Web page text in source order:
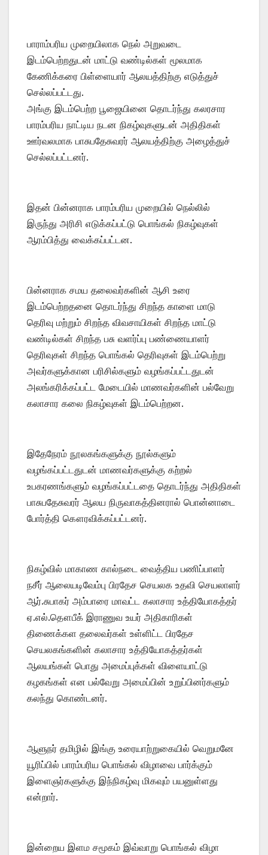
பாராம்பரிய முறையிலாக நெல் அறுவடை
இடம்பெற்றதுடன் மாட்டு வண்டில்கள் மூலமாக
கேணிக்கரை பிள்ளையார் ஆலயத்திற்கு எடுத்துச்
செல்லப்பட்டது.
அங்கு இடம்பெற்ற பூஜையினை தொடர்ந்து கலரசார
பாரம்பரிய நாட்டிய நடன நிகழ்வுகளுடன் அதிதிகள்
ஊர்வலமாக பாசுபதேசுவரர் ஆலயத்திற்கு அழைத்துச்
செல்லப்பட்டனர்.
இதன் பின்னராக பாரம்பரிய முறையில் நெல்லில்
இருந்து அரிசி எடுக்கப்பட்டு பொங்கல் நிகழ்வுகள்
ஆரம்பித்து வைக்கப்பட்டன.
பின்னராக சமய தலைவர்களின் ஆசி உரை
இடம்பெற்றதனை தொடர்ந்து சிறந்த காளை மாடு
தெரிவு மற்றும் சிறந்த விவசாயிகள் சிறந்த மாட்டு
வண்டில்கள் சிறந்த பசு வளர்ப்பு பண்ணையாளர்
தெரிவுகள் சிறந்த பொங்கல் தெரிவுகள் இடம்பெற்று
அவர்களுக்கான பரிசில்களும் வழங்கப்பட்டதுடன்
அலங்கரிக்கப்பட்ட மேடையில் மாணவர்களின் பல்வேறு
கலாசார கலை நிகழ்வுகள் இடம்பெற்றன.
இதேநேரம் நூலகங்களுக்கு நூல்களும்
வழங்கப்பட்டதுடன் மாணவர்களுக்கு கற்றல்
உபகரணங்களும் வழங்கப்பட்டதை தொடர்ந்து அதிதிகள்
பாசுபதேசுவரர் ஆலய நிருவாகத்தினரால் பொன்னாடை
போர்த்தி கௌரவிக்கப்பட்டனர்.
நிகழ்வில் மாகாண கால்நடை வைத்திய பணிப்பாளர்
நசீர் ஆலையடிவேம்பு பிரதேச செயலக உதவி செயலாளர்
ஆர்.சுபாகர் அம்பாரை மாவட்ட கலாசார உத்தியோகத்தர்
ஏ.எல்.தௌபீக் இராணுவ உயர் அதிகாரிகள்
திணைக்கள தலைவர்கள் உள்ளிட்ட பிரதேச
செயலகங்களின் கலாசார உத்தியோகத்தர்கள்
ஆலயங்கள் பொது அமைப்புக்கள் விளையாட்டு
கழகங்கள் என பல்வேறு அமைப்பின் உறுப்பினர்களும்
கலந்து கொண்டனர்.
ஆளுநர் தமிழில் இங்கு உரையாற்றுகையில் வெறுமனே
யூரிப்பில் பாரம்பரிய பொங்கல் விழாவை பார்க்கும்
இளைஞர்களுக்கு இந்நிகழ்வு மிகவும் பயனுள்ளது
என்றார்.
இன்றைய இளம சமூகம் இவ்வாறு பொங்கல் விழா